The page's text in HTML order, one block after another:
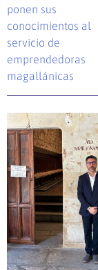
ponen sus
conocimientos al
servicio de
emprendedoras
magallánicas